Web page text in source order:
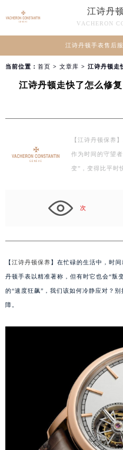
江诗丹
VACHERON
江诗丹顿手表售后
当前位置： 首页 > 文章库 > 江诗丹顿走
江诗丹顿走快了怎么修
【江诗丹顿保养
作为时间的守望
变”，变得比平时
次
【江诗丹顿保养】在忙碌的生活中，时
丹顿手表以精准著称，但有时它也会“叛
的“速度狂飙”，我们该如何冷静应对？
障。